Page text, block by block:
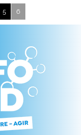
5 6